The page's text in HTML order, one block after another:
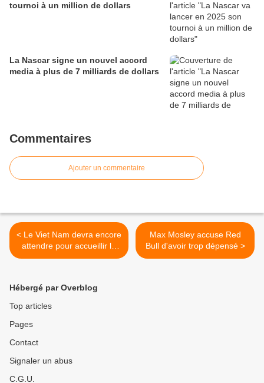
tournoi à un million de dollars
La Nascar signe un nouvel accord
media à plus de 7 milliards de dollars
Commentaires
Ajouter un commentaire
< Le Viet Nam devra encore
attendre pour accueillir la
Formule 1
Max Mosley accuse Red
Bull d'avoir trop dépensé >
Hébergé par Overblog
Top articles
Pages
Contact
Signaler un abus
C.G.U.